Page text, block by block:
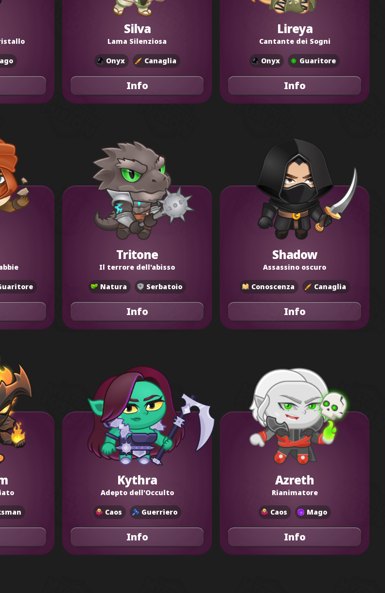
Silva
Lama Silenziosa
Onyx Canaglia
Info
Lireya
Cantante dei Sogni
Onyx Guaritore
Info
Tritone
Il terrore dell'abisso
Natura Serbatoio
Info
Shadow
Assassino oscuro
Conoscenza Canaglia
Info
Kythra
Adepto dell'Occulto
Caos Guerriero
Info
Azreth
Rianimatore
Caos Mago
Info